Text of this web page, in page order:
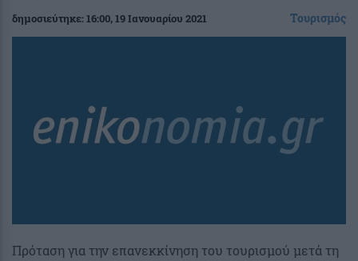
δημοσιεύτηκε:16:00, 19 Ιανουαρίου 2021 Τουρισμός
Πρόταση για την επανεκκίνηση του τουρισμού μετά τη